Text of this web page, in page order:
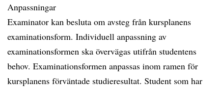
Anpassningar
Examinator kan besluta om avsteg från kursplanens
examinationsform. Individuell anpassning av
examinationsformen ska övervägas utifrån studentens
behov. Examinationsformen anpassas inom ramen för
kursplanens förväntade studieresultat. Student som har